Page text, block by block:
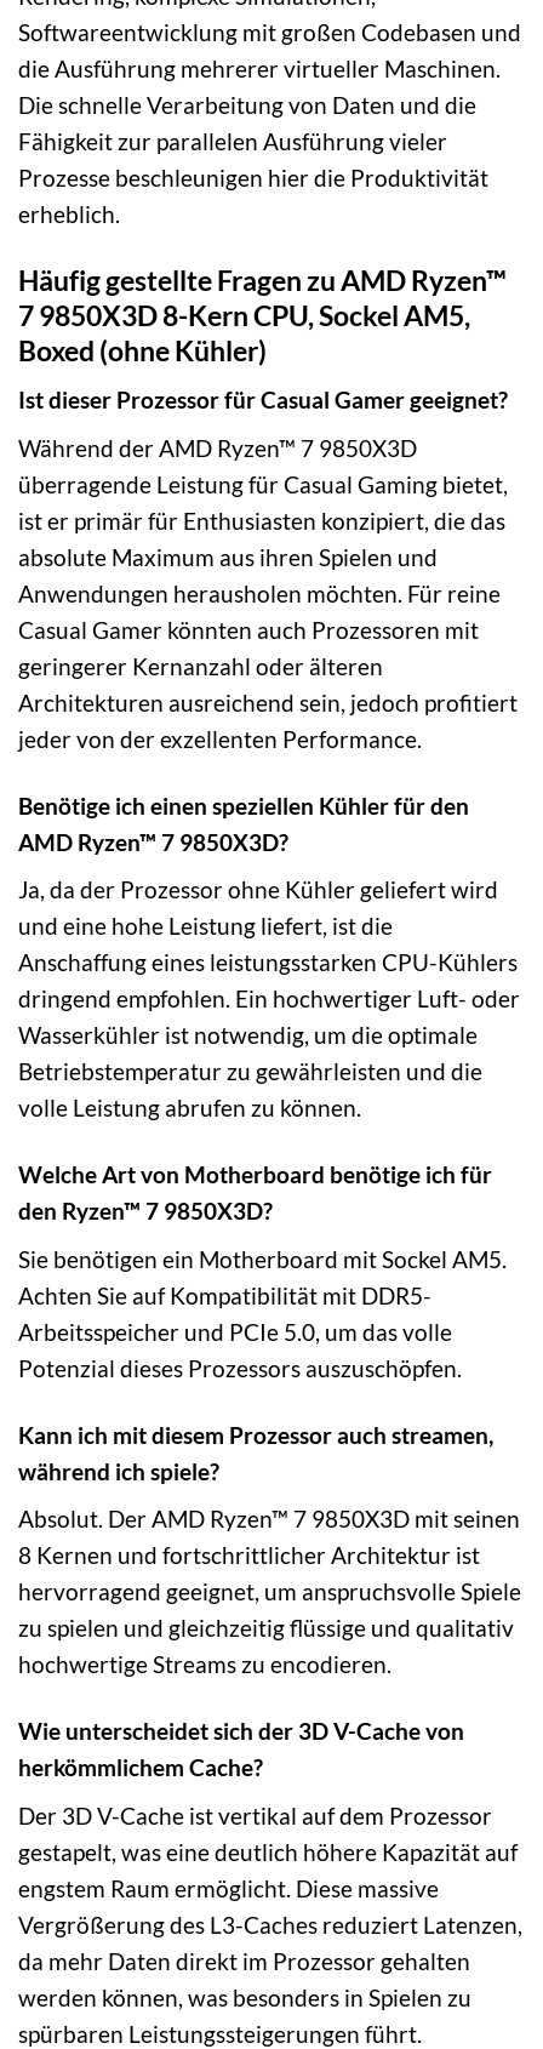
Softwareentwicklung mit großen Codebasen und
die Ausführung mehrerer virtueller Maschinen.
Die schnelle Verarbeitung von Daten und die
Fähigkeit zur parallelen Ausführung vieler
Prozesse beschleunigen hier die Produktivität
erheblich.
Häufig gestellte Fragen zu AMD Ryzen™
7 9850X3D 8-Kern CPU, Sockel AM5,
Boxed (ohne Kühler)
Ist dieser Prozessor für Casual Gamer geeignet?
Während der AMD Ryzen™ 7 9850X3D
überragende Leistung für Casual Gaming bietet,
ist er primär für Enthusiasten konzipiert, die das
absolute Maximum aus ihren Spielen und
Anwendungen herausholen möchten. Für reine
Casual Gamer könnten auch Prozessoren mit
geringerer Kernanzahl oder älteren
Architekturen ausreichend sein, jedoch profitiert
jeder von der exzellenten Performance.
Benötige ich einen speziellen Kühler für den
AMD Ryzen™ 7 9850X3D?
Ja, da der Prozessor ohne Kühler geliefert wird
und eine hohe Leistung liefert, ist die
Anschaffung eines leistungsstarken CPU-Kühlers
dringend empfohlen. Ein hochwertiger Luft- oder
Wasserkühler ist notwendig, um die optimale
Betriebstemperatur zu gewährleisten und die
volle Leistung abrufen zu können.
Welche Art von Motherboard benötige ich für
den Ryzen™ 7 9850X3D?
Sie benötigen ein Motherboard mit Sockel AM5.
Achten Sie auf Kompatibilität mit DDR5-
Arbeitsspeicher und PCIe 5.0, um das volle
Potenzial dieses Prozessors auszuschöpfen.
Kann ich mit diesem Prozessor auch streamen,
während ich spiele?
Absolut. Der AMD Ryzen™ 7 9850X3D mit seinen
8 Kernen und fortschrittlicher Architektur ist
hervorragend geeignet, um anspruchsvolle Spiele
zu spielen und gleichzeitig flüssige und qualitativ
hochwertige Streams zu encodieren.
Wie unterscheidet sich der 3D V-Cache von
herkömmlichem Cache?
Der 3D V-Cache ist vertikal auf dem Prozessor
gestapelt, was eine deutlich höhere Kapazität auf
engstem Raum ermöglicht. Diese massive
Vergrößerung des L3-Caches reduziert Latenzen,
da mehr Daten direkt im Prozessor gehalten
werden können, was besonders in Spielen zu
spürbaren Leistungssteigerungen führt.